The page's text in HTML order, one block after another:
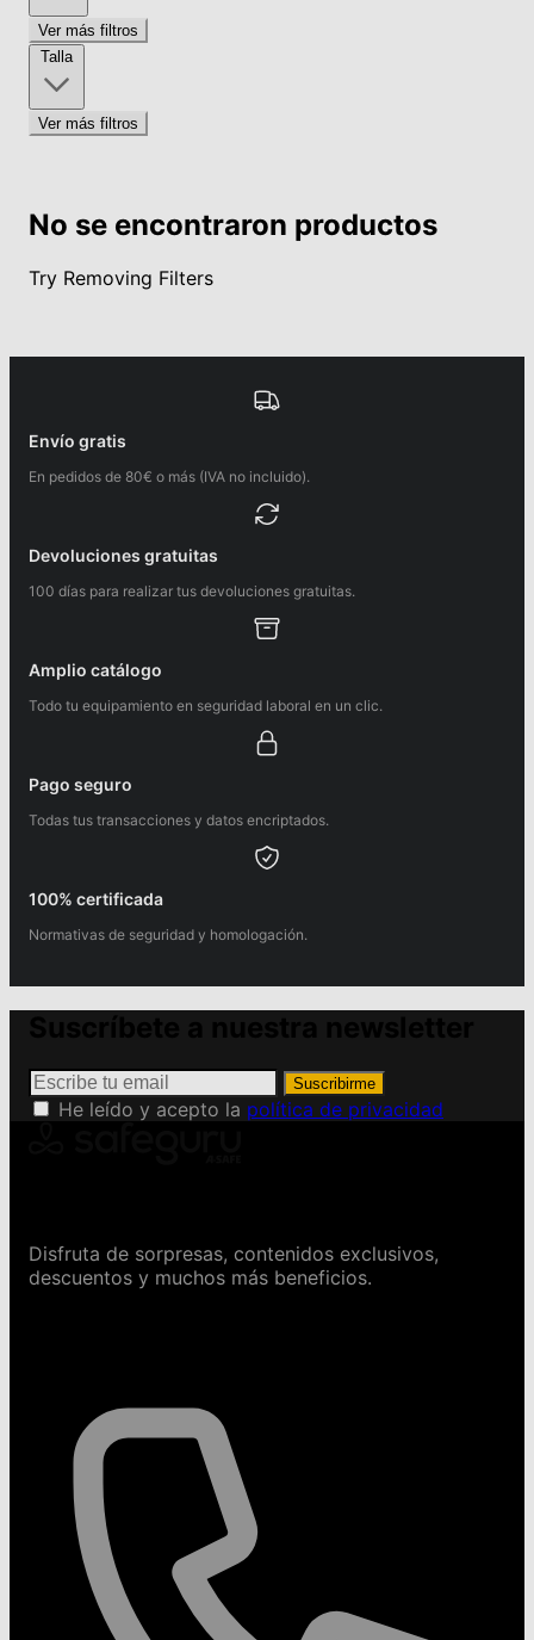
Ver más filtros
Talla
Ver más filtros
No se encontraron productos
Try Removing Filters
Envío gratis
En pedidos de 80€ o más (IVA no incluido).
Devoluciones gratuitas
100 días para realizar tus devoluciones gratuitas.
Amplio catálogo
Todo tu equipamiento en seguridad laboral en un clic.
Pago seguro
Todas tus transacciones y datos encriptados.
100% certificada
Normativas de seguridad y homologación.
Suscribirme
He leído y acepto la política de privacidad
Disfruta de sorpresas, contenidos exclusivos,
descuentos y muchos más beneficios.